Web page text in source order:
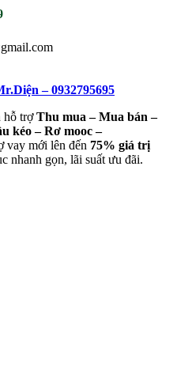
– 0932795695
hỗ trợThu mua – Mua bán –
kéo – Rơ mooc –
vay mới lên đến 75% giá trị
nhanh gọn, lãi suất ưu đãi.